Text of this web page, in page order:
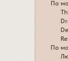
По
По